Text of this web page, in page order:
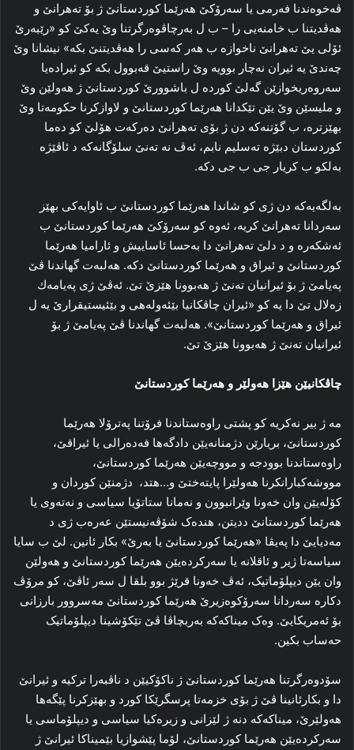
ڤەخوەندنا فەرمی یا سەرۆکێ هەرێما کوردستانێ ژ بۆ تەهرانێ و
هەڤدیتنا ب خامنەیی را – ب ل به‌رچاڤوه‌رگرتنا وێ یه‌كێ كو «رێبه‌رێ
ئۆلی یێ تەهرانێ ناخوازە ب هەر کەسی را هەڤدیتنێ بکە» نیشانا وێ
چه‌ندێ یه‌ ئیران نەچار بوویە وێ راستیێ قەبوول بکە کو ئیرادەیا
سەروەریخوازێن گەلێ کوردە ل باشوورێ كوردستانێ ژ هه‌ولێن وێ
و ملیسێن وێ یێن تێكدانا هه‌رێما كوردستانێ و لاوازكرنا حكومه‌تا وێ
بهێزتره‌، ب گۆتنه‌كه‌ دن ژ بۆی ته‌هرانێ ده‌ركه‌ت هۆلێ كو ده‌ما
كوردستان دبێژه‌ ته‌سلیم نابم، ئه‌ڤ نه‌ ته‌نێ سلۆگانه‌كه‌ د ئاڤێژه‌
به‌لكو ب كریار جی ب جی دكه‌.
بەلگەیەکە دن ژی کو شاندا هەرێما کوردستانێ ب ئاوایەکی بهێز
سەردانا تەهرانێ کریە، ئەوە کو سەرۆکێ هەرێما کوردستانێ ب
ئەشکەرە و د دلێ تەهرانێ دا بەحسا ئاساییش و ئارامیا هەرێما
کوردستانێ و ئیراق و هەرێما کوردستانێ دکە. هەلبەت گهاندنا ڤێ
پەیامێ ژ بۆ ئیرانیان تەنێ ژ هەبوونا هێزێ تێ. ئەڤێ ژی پەیامه‌ك
زەلال تێ دا یه‌ کو «ئیران چاڤکانیا بێئەولەهی و بێئیستیقرارێ یە ل
ئیراق و هەرێما کوردستانێ». هەلبەت گهاندنا ڤێ پەیامێ ژ بۆ
ئیرانیان تەنێ ژ هەبوونا هێزێ تێ.
چاڤکانیێن هێزا هەولێر و هەرێما کوردستانێ
مە ژ بیر نەکریە کو پشتی راوەستاندنا فرۆتنا پەترۆلا هەرێما
کوردستانێ، بریارێن دژمنانەیێن دادگەها فەدەرالی یا ئیراقێ،
راوەستاندنا بوودجە و مووچەیێن هەرێما کوردستانێ،
مووشه‌كبارانكرنا هەولێرا پایتەختێ و…هتد، دژمنێن کوردان و
كۆله‌یێن وان خەونا وێرانبوون و نه‌مانا ستاتۆیا سیاسی و نەتەوی یا
هەرێما کوردستانێ ددیتن، هندەک شۆڤەنیستێن عەرەب ژی د
مەدیایێ دا پەیڤا «هەرێما کوردستانێ یا بەرێ» بکار ئانین. لێ ب سایا
سیاسەتا ژیر و ئاقلانە یا سەرکردەیێن هەرێما کوردستانێ و هەولێن
وان یێن دیپلۆماتیک، ئەڤ خەونا قرێژ بوو بلقا ل سەر ئاڤێ، کو مرۆڤ
دکارە سەردانا سەرۆکوەزیرێ هەرێما کوردستانێ مه‌سروور بارزانی
بۆ ئەمریکایێ. وەک میناکەکە بەربچاڤا ڤێ تێکۆشینا دیپلۆماتیک
حه‌ساب بكین.
سۆدوه‌رگرتنا هەرێما کوردستانێ ژ ناکۆکیێن د ناڤبەرا ترکیە و ئیرانێ
دا و بكارئانینا ڤێ ژ بۆی خزمەتا پرسگرێکا کورد و بهێزکرنا پێگەها
هەولێرێ، میناكه‌كه‌ دنه‌ ژ لێزانی و زیرەکیا سیاسی و دیپلۆماسی یا
سەرکردەیێن هەرێما کوردستانێ، لۆما پێشوازیا بێمیناکا ئیرانێ ژ